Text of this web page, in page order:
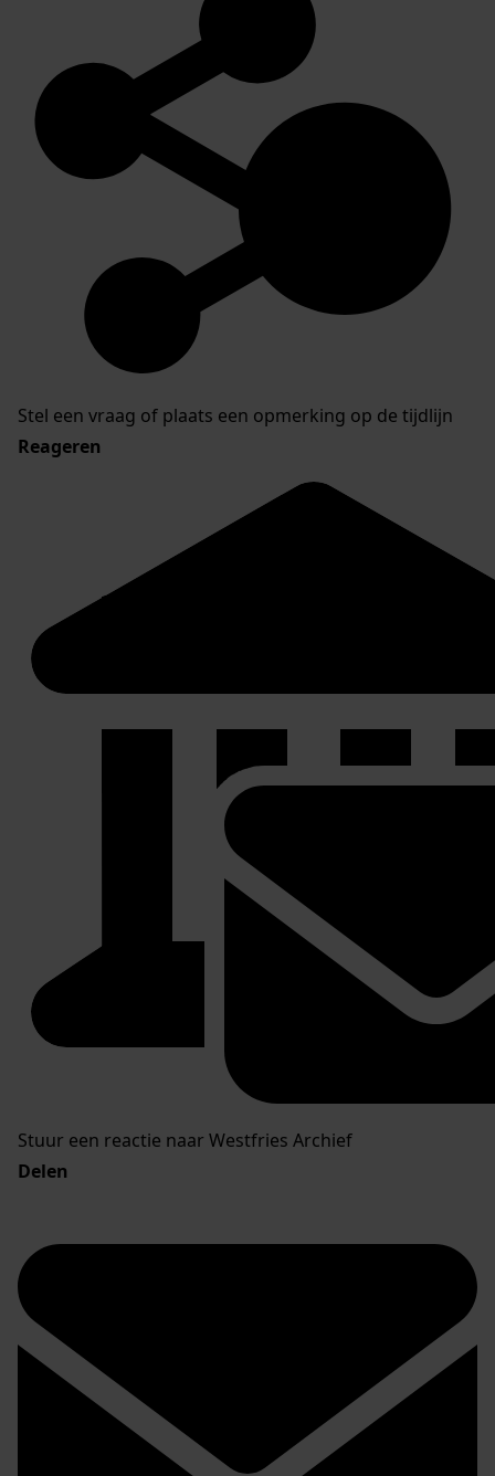
Stel een vraag of plaats een opmerking op de tijdlijn
Reageren
Stuur een reactie naar Westfries Archief
Delen